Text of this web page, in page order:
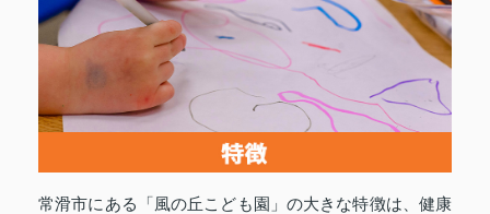
常滑市にある「風の丘こども園」の大きな特徴は、健康